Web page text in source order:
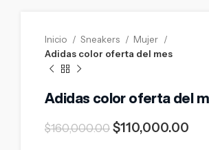
Inicio Sneakers
Mujer
Adidas color oferta del mes
Adidas color oferta del
$160,000.00 $110,000.00